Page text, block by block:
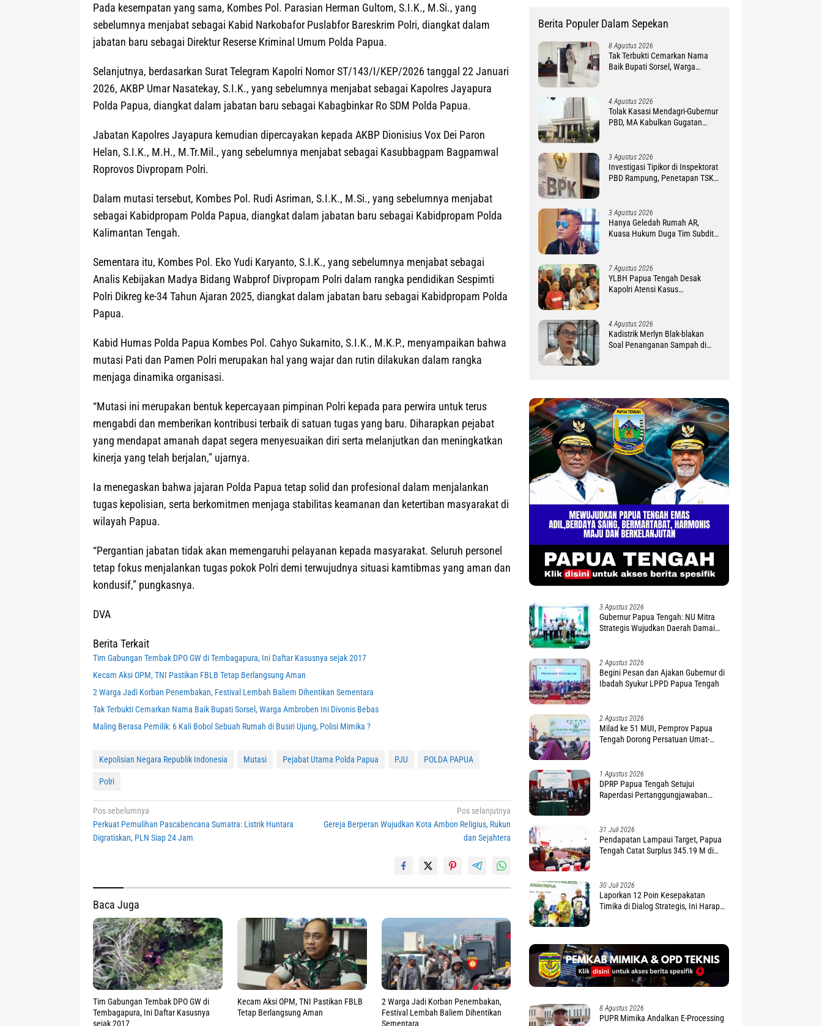
Pada kesempatan yang sama, Kombes Pol. Parasian Herman Gultom, S.I.K., M.Si., yang
sebelumnya menjabat sebagai Kabid Narkobafor Puslabfor Bareskrim Polri, diangkat dalam
jabatan baru sebagai Direktur Reserse Kriminal Umum Polda Papua.
Selanjutnya, berdasarkan Surat Telegram Kapolri Nomor ST/143/I/KEP/2026 tanggal 22 Januari
2026, AKBP Umar Nasatekay, S.I.K., yang sebelumnya menjabat sebagai Kapolres Jayapura
Polda Papua, diangkat dalam jabatan baru sebagai Kabagbinkar Ro SDM Polda Papua.
Jabatan Kapolres Jayapura kemudian dipercayakan kepada AKBP Dionisius Vox Dei Paron
Helan, S.I.K., M.H., M.Tr.Mil., yang sebelumnya menjabat sebagai Kasubbagpam Bagpamwal
Roprovos Divpropam Polri.
Dalam mutasi tersebut, Kombes Pol. Rudi Asriman, S.I.K., M.Si., yang sebelumnya menjabat
sebagai Kabidpropam Polda Papua, diangkat dalam jabatan baru sebagai Kabidpropam Polda
Kalimantan Tengah.
Sementara itu, Kombes Pol. Eko Yudi Karyanto, S.I.K., yang sebelumnya menjabat sebagai
Analis Kebijakan Madya Bidang Wabprof Divpropam Polri dalam rangka pendidikan Sespimti
Polri Dikreg ke-34 Tahun Ajaran 2025, diangkat dalam jabatan baru sebagai Kabidpropam Polda
Papua.
Kabid Humas Polda Papua Kombes Pol. Cahyo Sukarnito, S.I.K., M.K.P., menyampaikan bahwa
mutasi Pati dan Pamen Polri merupakan hal yang wajar dan rutin dilakukan dalam rangka
menjaga dinamika organisasi.
“Mutasi ini merupakan bentuk kepercayaan pimpinan Polri kepada para perwira untuk terus
mengabdi dan memberikan kontribusi terbaik di satuan tugas yang baru. Diharapkan pejabat
yang mendapat amanah dapat segera menyesuaikan diri serta melanjutkan dan meningkatkan
kinerja yang telah berjalan,” ujarnya.
Ia menegaskan bahwa jajaran Polda Papua tetap solid dan profesional dalam menjalankan
tugas kepolisian, serta berkomitmen menjaga stabilitas keamanan dan ketertiban masyarakat di
wilayah Papua.
“Pergantian jabatan tidak akan memengaruhi pelayanan kepada masyarakat. Seluruh personel
tetap fokus menjalankan tugas pokok Polri demi terwujudnya situasi kamtibmas yang aman dan
kondusif,” pungkasnya.
DVA
Berita Terkait
Tim Gabungan Tembak DPO GW di Tembagapura, Ini Daftar Kasusnya sejak 2017
Kecam Aksi OPM, TNI Pastikan FBLB Tetap Berlangsung Aman
2 Warga Jadi Korban Penembakan, Festival Lembah Baliem Dihentikan Sementara
Tak Terbukti Cemarkan Nama Baik Bupati Sorsel, Warga Ambroben Ini Divonis Bebas
Maling Berasa Pemilik: 6 Kali Bobol Sebuah Rumah di Busiri Ujung, Polisi Mimika ?
Kepolisian Negara Republik Indonesia Mutasi Pejabat Utama Polda Papua PJU POLDA PAPUA
Polri
Navigasi
pos
Pos sebelumnya
Perkuat Pemulihan Pascabencana Sumatra: Listrik Huntara
Digratiskan, PLN Siap 24 Jam
Pos selanjutnya
Gereja Berperan Wujudkan Kota Ambon Religius, Rukun
dan Sejahtera
Baca Juga
Tim Gabungan Tembak DPO GW di
Tembagapura, Ini Daftar Kasusnya
sejak 2017
Kecam Aksi OPM, TNI Pastikan FBLB
Tetap Berlangsung Aman
2 Warga Jadi Korban Penembakan,
Festival Lembah Baliem Dihentikan
Sementara
Berita Populer Dalam Sepekan
8 Agustus 2026
Tak Terbukti Cemarkan Nama
Baik Bupati Sorsel, Warga
4 Agustus 2026
Tolak Kasasi Mendagri-Gubernur
PBD, MA Kabulkan Gugatan
3 Agustus 2026
Investigasi Tipikor di Inspektorat
PBD Rampung, Penetapan TSK
3 Agustus 2026
Hanya Geledah Rumah AR,
Kuasa Hukum Duga Tim Subdit
7 Agustus 2026
YLBH Papua Tengah Desak
Kapolri Atensi Kasus
4 Agustus 2026
Kadistrik Merlyn Blak-blakan
Soal Penanganan Sampah di
3 Agustus 2026
Gubernur Papua Tengah: NU Mitra
Strategis Wujudkan Daerah Damai
2 Agustus 2026
Begini Pesan dan Ajakan Gubernur di
Ibadah Syukur LPPD Papua Tengah
2 Agustus 2026
Milad ke 51 MUI, Pemprov Papua
Tengah Dorong Persatuan Umat-
1 Agustus 2026
DPRP Papua Tengah Setujui
Raperdasi Pertanggungjawaban
31 Juli 2026
Pendapatan Lampaui Target, Papua
Tengah Catat Surplus 345.19 M di
30 Juli 2026
Laporkan 12 Poin Kesepakatan
Timika di Dialog Strategis, Ini Harapan
8 Agustus 2026
PUPR Mimika Andalkan E-Processing